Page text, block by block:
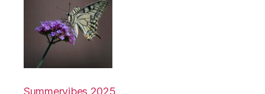
Summervibes 2025